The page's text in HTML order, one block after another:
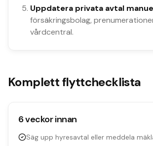
Uppdatera privata avtal
försäkringsbolag,
vårdcentral.
Komplett flyttchecklista
6 veckor innan
Säg upp hyresavtal eller meddela